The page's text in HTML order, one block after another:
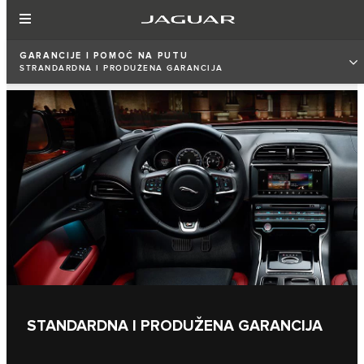
GARANCIJE I POMOĆ NA PUTU
STRANDARDNA I PRODUŽENA GARANCIJA
STANDARDNA I PRODUŽENA GARANCIJA